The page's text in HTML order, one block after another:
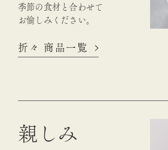
季節の食材と合わせて
お愉しみください。
折々 商品一覧
親しみ